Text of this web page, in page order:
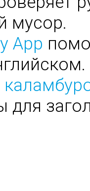
мусор.
App
для